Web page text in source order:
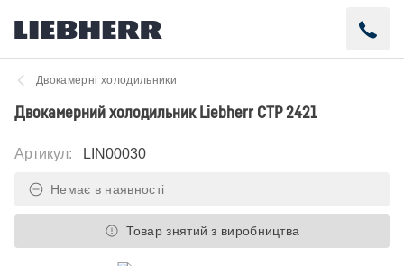
Двокамерні холодильники
Двокамерний холодильник Liebherr CTP 2421
Артикул: LIN00030
Немає в наявності
Товар знятий з виробництва